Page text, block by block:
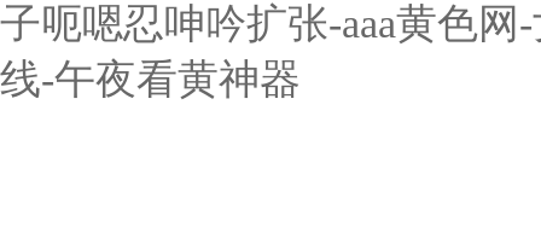
子呃嗯忍呻吟扩张-aaa黄色
线-午夜看黄神器